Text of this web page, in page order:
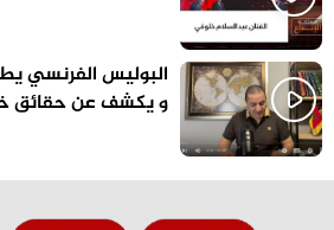
البوليس الفرنسي
و يكشف عن حقائق